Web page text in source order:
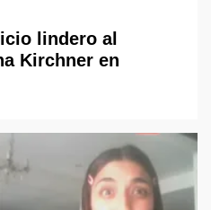
lindero al
Kirchner en